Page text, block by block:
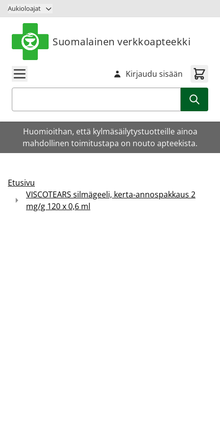
Siirry sisältöön
Aukioloajat
Suomalainen verkkoapteekki
Kirjaudu sisään
Huomioithan, että kylmäsäilytystuotteille ainoa
mahdollinen toimitustapa on nouto apteekista.
Etusivu
VISCOTEARS silmägeeli, kerta-annospakkaus 2
mg/g 120 x 0,6 ml